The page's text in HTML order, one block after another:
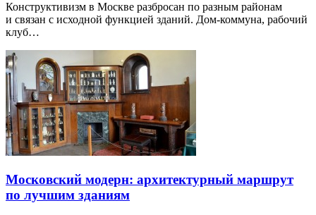
Конструктивизм в Москве разбросан по разным районам
и связан с исходной функцией зданий. Дом-коммуна, рабочий
клуб…
Московский модерн: архитектурный маршрут
по лучшим зданиям